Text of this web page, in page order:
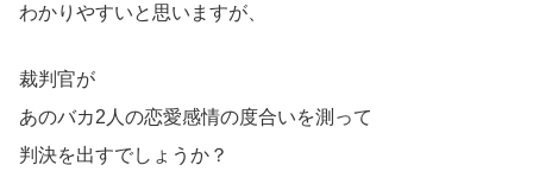
わかりやすいと思いますが、
裁判官が
あのバカ2人の恋愛感情の度合いを測って
判決を出すでしょうか？